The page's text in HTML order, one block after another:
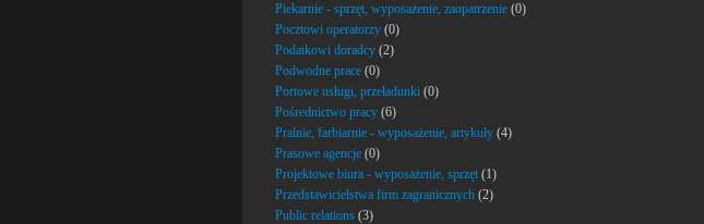
Piekarnie - sprzęt, wyposażenie, zaopatrzenie (0)
Pocztowi operatorzy (0)
Podatkowi doradcy (2)
Podwodne prace (0)
Portowe usługi, przeładunki (0)
Pośrednictwo pracy (6)
Pralnie, farbiarnie - wyposażenie, artykuły (4)
Prasowe agencje (0)
Projektowe biura - wyposażenie, sprzęt (1)
Przedstawicielstwa firm zagranicznych (2)
Public relations (3)